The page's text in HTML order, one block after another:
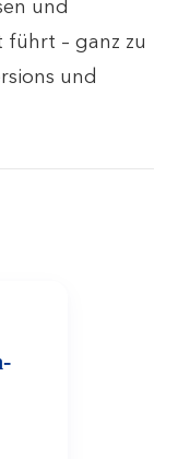
und
– ganz zu
und